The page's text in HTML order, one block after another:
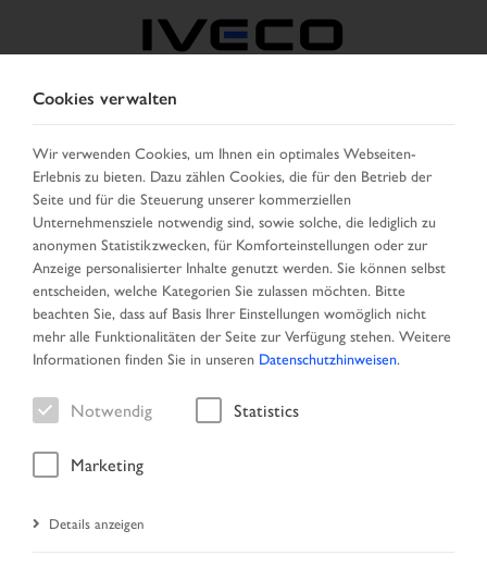
BELGIEN
LAND AUSWÄHLEN SPRACHE ÄNDERN
Toggle
navigation
MENU
Fahrzeug
Startseite Spezialangebote
Cookies verwalten
Wir verwenden Cookies, um Ihnen ein optimales Webseiten-
Erlebnis zu bieten. Dazu zählen Cookies, die für den Betrieb der
Seite und für die Steuerung unserer kommerziellen
Unternehmensziele notwendig sind, sowie solche, die lediglich zu
anonymen Statistikzwecken, für Komforteinstellungen oder zur
Anzeige personalisierter Inhalte genutzt werden. Sie können selbst
entscheiden, welche Kategorien Sie zulassen möchten. Bitte
beachten Sie, dass auf Basis Ihrer Einstellungen womöglich nicht
mehr alle Funktionalitäten der Seite zur Verfügung stehen. Weitere
Informationen finden Sie in unseren Datenschutzhinweisen.
Notwendig Statistics
Marketing
Details anzeigen